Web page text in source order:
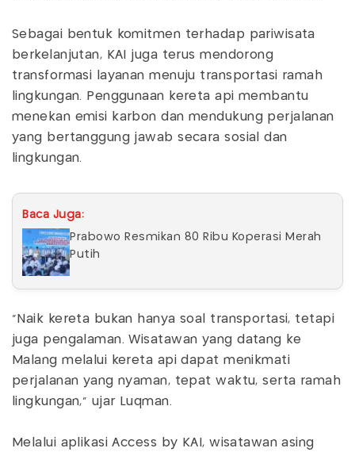
Sebagai bentuk komitmen terhadap pariwisata
berkelanjutan, KAI juga terus mendorong
transformasi layanan menuju transportasi ramah
lingkungan. Penggunaan kereta api membantu
menekan emisi karbon dan mendukung perjalanan
yang bertanggung jawab secara sosial dan
lingkungan.
Baca Juga:
Prabowo Resmikan 80 Ribu Koperasi Merah
Putih
“Naik kereta bukan hanya soal transportasi, tetapi
juga pengalaman. Wisatawan yang datang ke
Malang melalui kereta api dapat menikmati
perjalanan yang nyaman, tepat waktu, serta ramah
lingkungan,” ujar Luqman.
Melalui aplikasi Access by KAI, wisatawan asing